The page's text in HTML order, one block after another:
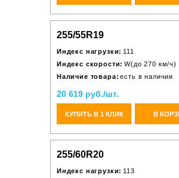
255/55R19
Индекс нагрузки: 111
Индекс скорости: W(до 270 км/ч)
Наличие товара: есть в наличии
20 619 руб./шт.
КУПИТЬ В 1 КЛИК В
255/60R20
Индекс нагрузки: 113